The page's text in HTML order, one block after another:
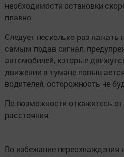
необходимости остановки
плавно.
Следует несколько раз нажать
самым подав сигнал,
автомобилей, которые
движении в тумане
водителей, осторожность не
По возможности откажитесь
расстояния.
Во избежание переохлаждения